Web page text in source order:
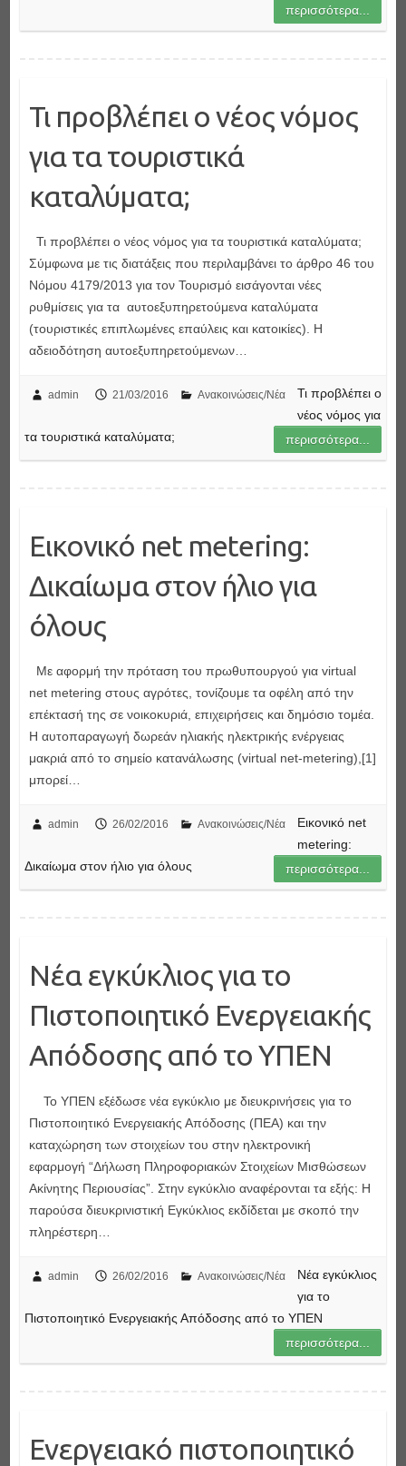
περισσότερα...
Τι προβλέπει ο νέος νόμος
για τα τουριστικά
καταλύματα;
Τι προβλέπει ο νέος νόμος για τα τουριστικά καταλύματα;
Σύμφωνα με τις διατάξεις που περιλαμβάνει το άρθρο 46 του
Νόμου 4179/2013 για τον Τουρισμό εισάγονται νέες
ρυθμίσεις για τα αυτοεξυπηρετούμενα καταλύματα
(τουριστικές επιπλωμένες επαύλεις και κατοικίες). Η
αδειοδότηση αυτοεξυπηρετούμενων…
admin 21/03/2016 Ανακοινώσεις/Νέα
Τι προβλέπει ο
νέος νόμος για
τα τουριστικά καταλύματα;
περισσότερα...
Εικονικό net metering:
Δικαίωμα στον ήλιο για
όλους
Με αφορμή την πρόταση του πρωθυπουργού για virtual
net metering στους αγρότες, τονίζουμε τα οφέλη από την
επέκτασή της σε νοικοκυριά, επιχειρήσεις και δημόσιο τομέα.
Η αυτοπαραγωγή δωρεάν ηλιακής ηλεκτρικής ενέργειας
μακριά από το σημείο κατανάλωσης (virtual net-metering),[1]
μπορεί…
admin 26/02/2016 Ανακοινώσεις/Νέα
Εικονικό net
metering:
Δικαίωμα στον ήλιο για όλους
περισσότερα...
Νέα εγκύκλιος για το
Πιστοποιητικό Ενεργειακής
Απόδοσης από το ΥΠΕΝ
Το ΥΠΕΝ εξέδωσε νέα εγκύκλιο με διευκρινήσεις για το
Πιστοποιητικό Ενεργειακής Απόδοσης (ΠΕΑ) και την
καταχώρηση των στοιχείων του στην ηλεκτρονική
εφαρμογή “Δήλωση Πληροφοριακών Στοιχείων Μισθώσεων
Ακίνητης Περιουσίας”. Στην εγκύκλιο αναφέρονται τα εξής: H
παρούσα διευκρινιστική Εγκύκλιος εκδίδεται με σκοπό την
πληρέστερη…
admin 26/02/2016 Ανακοινώσεις/Νέα
Νέα εγκύκλιος
για το
Πιστοποιητικό Ενεργειακής Απόδοσης από το ΥΠΕΝ
περισσότερα...
Ενεργειακό πιστοποιητικό